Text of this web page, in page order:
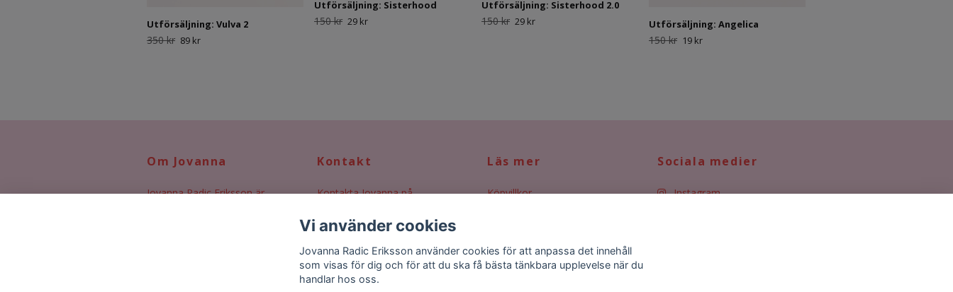
Utförsäljning: Vulva 2
350 kr 89 kr
Utförsäljning: Sisterhood
150 kr 29 kr
Utförsäljning: Sisterhood 2.0
150 kr 29 kr Utförsäljning: Angelica
150 kr 19 kr
Om Jovanna
Jovanna Radic Eriksson är
Kontakt
Kontakta Jovanna på
Läs mer
Köpvillkor
Sociala medier
Instagram
Vi använder cookies
Jovanna Radic Eriksson använder cookies för att anpassa det innehåll
som visas för dig och för att du ska få bästa tänkbara upplevelse när du
handlar hos oss.